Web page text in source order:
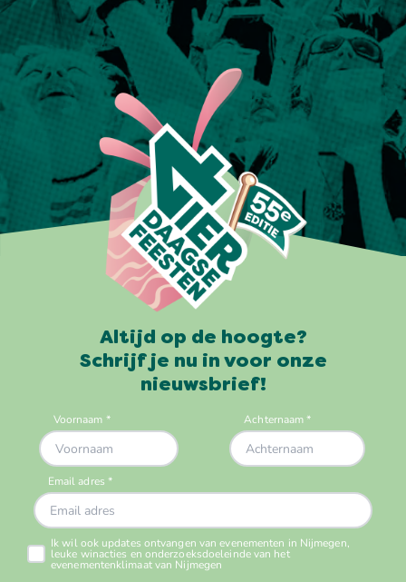
Altijd op de hoogte?
Schrijf je nu in voor onze
nieuwsbrief!